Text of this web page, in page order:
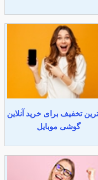
تخفیف برای خرید آنلاین
گوشی موبایل